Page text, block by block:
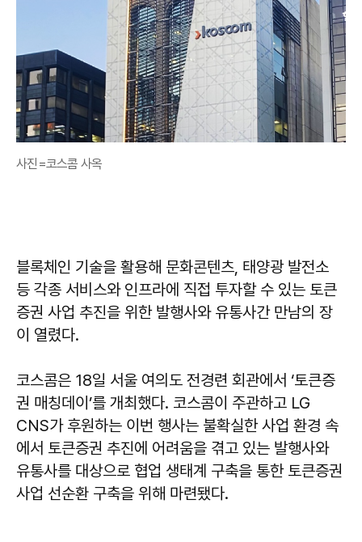
사진=코스콤 사옥
블록체인 기술을 활용해 문화콘텐츠, 태양광 발전소
등 각종 서비스와 인프라에 직접 투자할 수 있는 토큰
증권 사업 추진을 위한 발행사와 유통사간 만남의 장
이 열렸다.
코스콤은 18일 서울 여의도 전경련 회관에서 ‘토큰증
권 매칭데이’를 개최했다. 코스콤이 주관하고 LG
CNS가 후원하는 이번 행사는 불확실한 사업 환경 속
에서 토큰증권 추진에 어려움을 겪고 있는 발행사와
유통사를 대상으로 협업 생태계 구축을 통한 토큰증권
사업 선순환 구축을 위해 마련됐다.